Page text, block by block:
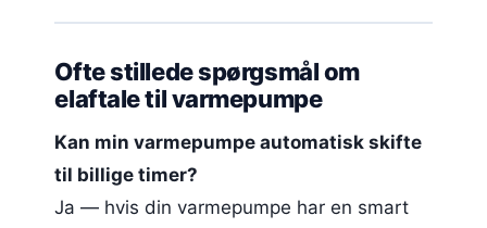
Ofte stillede spørgsmål om
elaftale til varmepumpe
Kan min varmepumpe automatisk skifte
til billige timer?
Ja — hvis din varmepumpe har en smart